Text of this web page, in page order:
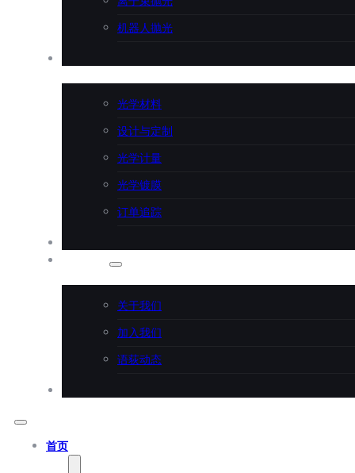
机器人抛光
光学材料
设计与定制
光学计量
光学镀膜
订单追踪
关于我们
加入我们
语荻动态
首页